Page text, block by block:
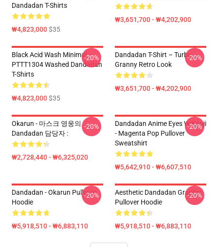
Dandadan T-Shirts
₩4,823,000$35
₩3,651,700 - ₩4,202,900
Black Acid Wash Minimal
PTTT1304 Washed Dandadan
T-Shirts
₩4,823,000$35
-20%
Dandadan T-Shirt – Turbo
Granny Retro Look
₩3,651,700 - ₩4,202,900
-20%
Okarun - 마스크 영웅의
Dandadan 담당자 :
₩2,728,440 - ₩6,325,020
-20%
Dandadan Anime Eyes W Kanji
- Magenta Pop Pullover
Sweatshirt
₩5,642,910 - ₩6,607,510
-20%
Dandadan - Okarun Pullover
Hoodie
₩5,918,510 - ₩6,883,110
-20%
Aesthetic Dandadan Graphic
Pullover Hoodie
₩5,918,510 - ₩6,883,110
-20%